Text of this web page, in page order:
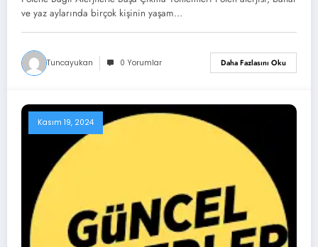
ve yaz aylarında birçok kişinin yaşam…
Tuncayukan 0 Yorumlar Daha Fazlasını Oku
Kasım 19, 2024